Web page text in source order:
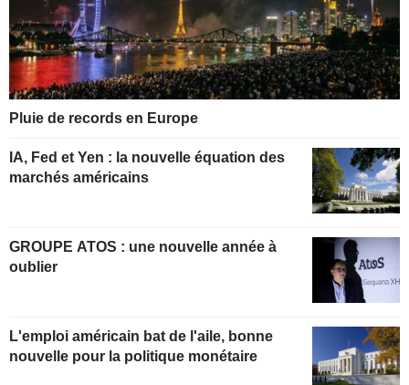
Pluie de records en Europe
IA, Fed et Yen : la nouvelle équation des
marchés américains
GROUPE ATOS : une nouvelle année à
oublier
L'emploi américain bat de l'aile, bonne
nouvelle pour la politique monétaire